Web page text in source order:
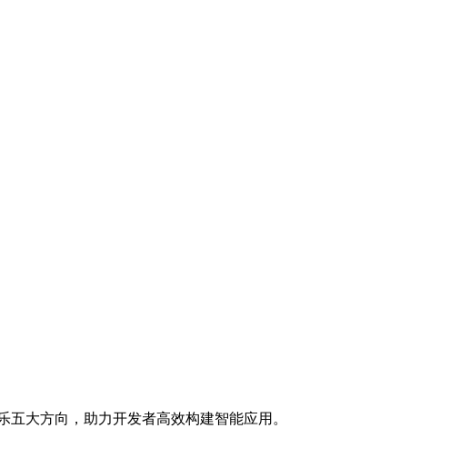
大方向，助力开发者高效构建智能应用。